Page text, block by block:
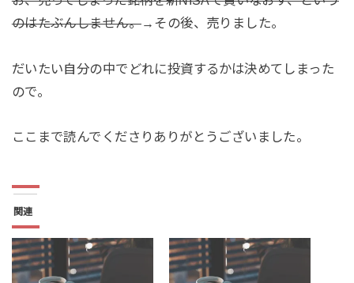
のはたぶんしません。→その後、売りました。
だいたい自分の中でどれに投資するかは決めてしまった
ので。
ここまで読んでくださりありがとうございました。
関連